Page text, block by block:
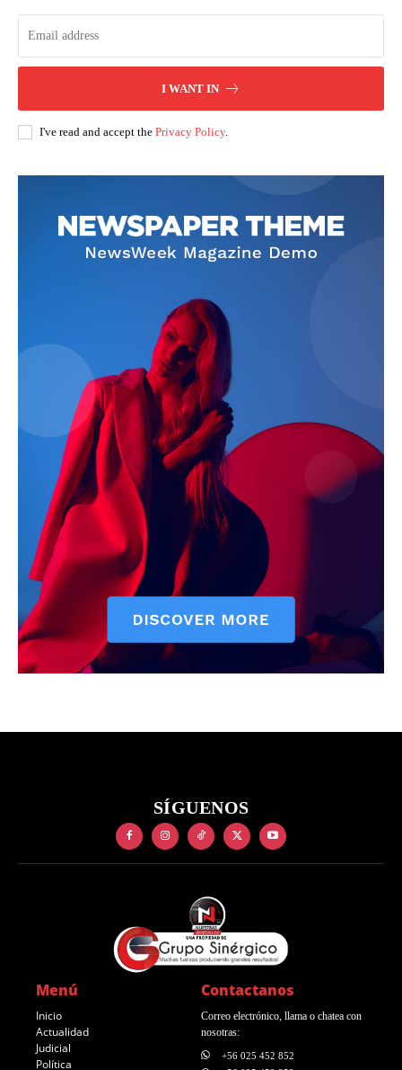
I WANT IN
I've read and accept the Privacy Policy.
SÍGUENOS
Menú
Inicio
Actualidad
Judicial
Política
Contactanos
Correo electrónico, llama o chatea con
nosotras:
+56 025 452 852